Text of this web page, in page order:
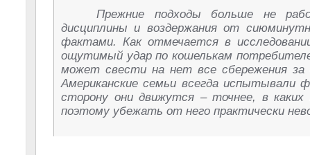
Прежние подходы больше не
дисциплины и воздержания от
фактами. Как отмечается в
ощутимый удар по кошелькам
может свести на нет все сбережения за
Американские семьи всегда
сторону они движутся – точнее, в каких
поэтому убежать от него практически